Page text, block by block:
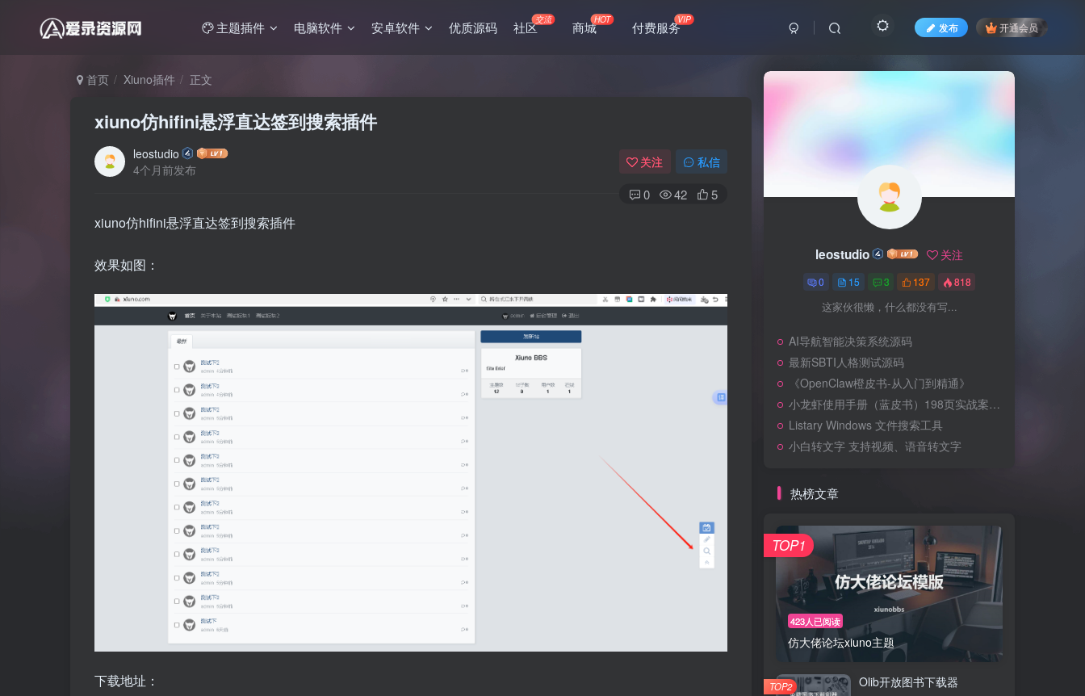
主题插件 电脑软件 安卓软件 优质源码 社区交流 商城HOT 付费服务VIP
发布 开通会员
首页 Xiuno插件 正文
xiuno仿hifini悬浮直达签到搜索插件
leostudio
4个月前发布
关注 私信
0 42 5
xiuno仿hifini悬浮直达签到搜索插件
效果如图：
下载地址：
leostudio 关注
0 15 3 137 818
这家伙很懒，什么都没有写...
AI导航智能决策系统源码
最新SBTI人格测试源码
《OpenClaw橙皮书-从入门到精通》
小龙虾使用手册（蓝皮书）198页实战案例版
Listary Windows 文件搜索工具
小白转文字 支持视频、语音转文字
热榜文章
423人已阅读
仿大佬论坛xiuno主题
TOP1
Olib开放图书下载器
TOP2